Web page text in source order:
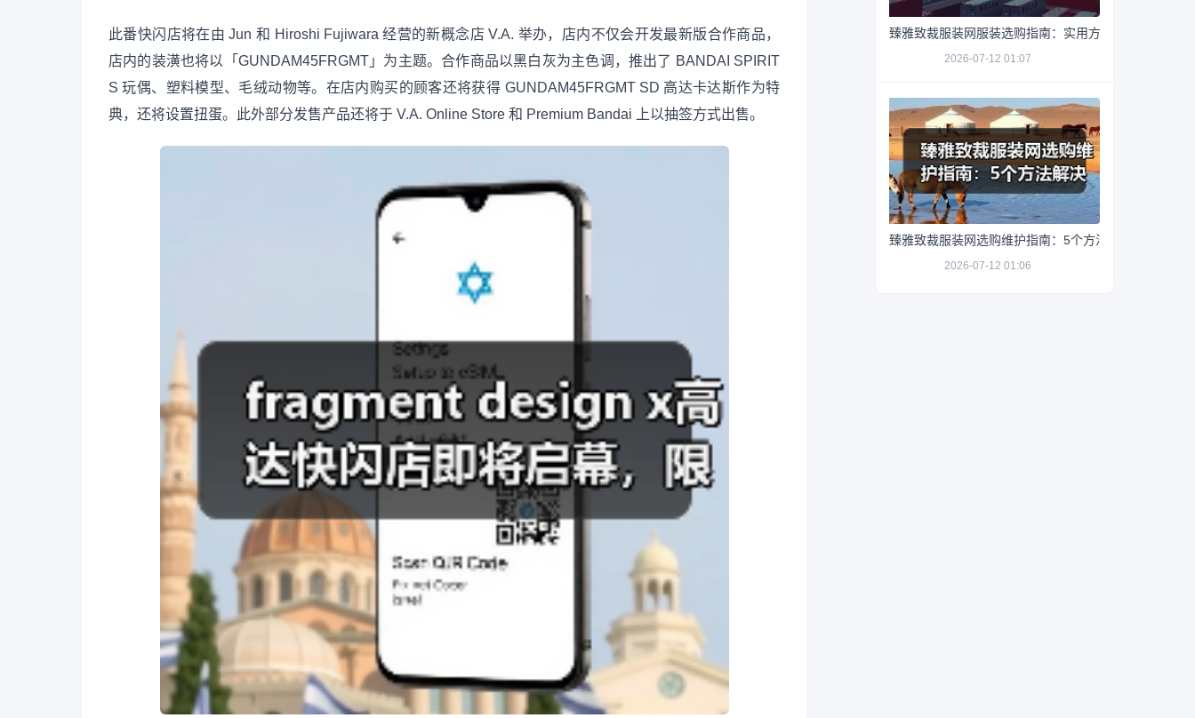
此番快闪店将在由 Jun 和 Hiroshi Fujiwara 经营的新概念店 V.A. 举办，店内不仅会开发最新版合作商品，
店内的装潢也将以「GUNDAM45FRGMT」为主题。合作商品以黑白灰为主色调，推出了 BANDAI SPIRIT
S 玩偶、塑料模型、毛绒动物等。在店内购买的顾客还将获得 GUNDAM45FRGMT SD 高达卡达斯作为特
典，还将设置扭蛋。此外部分发售产品还将于 V.A. Online Store 和 Premium Bandai 上以抽签方式出售。
臻雅致裁服装网服装选购指南：实用方法与维护技巧
2026-07-12 01:07
臻雅致裁服装网选购维护指南：5个方法解决网购踩坑
2026-07-12 01:06